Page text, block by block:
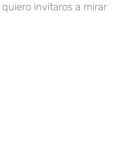
invitaros a mirar